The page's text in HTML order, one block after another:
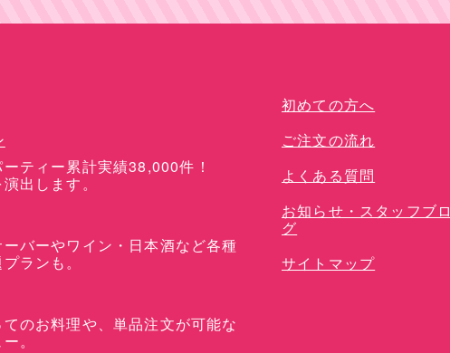
ドリンクメニュー
ティー累計実績38,000件！
出します。
バーやワイン・日本酒など各種
ランも。
のお料理や、単品注文が可能な
ー。
初めての方へ
ご注文の流れ
よくある質問
お知らせ・スタッフブロ
グ
サイトマップ